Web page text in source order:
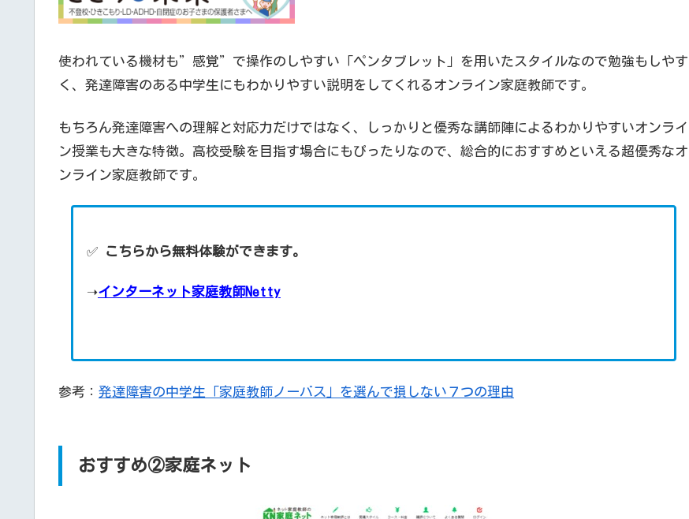
使われている機材も”感覚”で操作のしやすい「ペンタブレット」を用いたスタイルなので勉強もしやす
く、発達障害のある中学生にもわかりやすい説明をしてくれるオンライン家庭教師です。
もちろん発達障害への理解と対応力だけではなく、しっかりと優秀な講師陣によるわかりやすいオンライ
ン授業も大きな特徴。高校受験を目指す場合にもぴったりなので、総合的におすすめといえる超優秀なオ
ンライン家庭教師です。
✅ こちらから無料体験ができます。
➝インターネット家庭教師Netty
参考： 発達障害の中学生「家庭教師ノーバス」を選んで損しない７つの理由
おすすめ②家庭ネット